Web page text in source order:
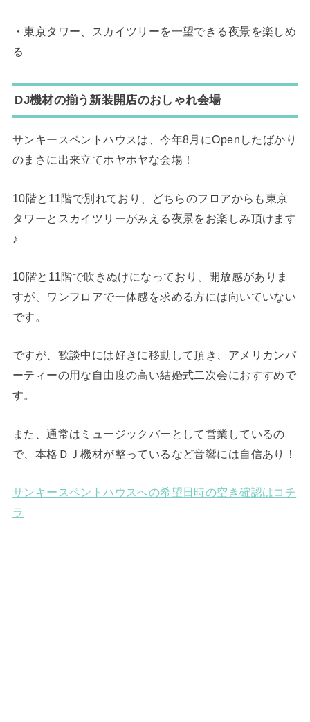
・東京タワー、スカイツリーを一望できる夜景を楽しめ
る
DJ機材の揃う新装開店のおしゃれ会場
サンキースペントハウスは、今年8月にOpenしたばかり
のまさに出来立てホヤホヤな会場！
10階と11階で別れており、どちらのフロアからも東京
タワーとスカイツリーがみえる夜景をお楽しみ頂けます
♪
10階と11階で吹きぬけになっており、開放感がありま
すが、ワンフロアで一体感を求める方には向いていない
です。
ですが、歓談中には好きに移動して頂き、アメリカンパ
ーティーの用な自由度の高い結婚式二次会におすすめで
す。
また、通常はミュージックバーとして営業しているの
で、本格ＤＪ機材が整っているなど音響には自信あり！
サンキースペントハウスへの希望日時の空き確認はコチ
ラ